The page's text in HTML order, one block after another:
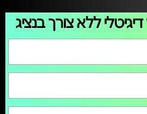
ללא צורך בנציג